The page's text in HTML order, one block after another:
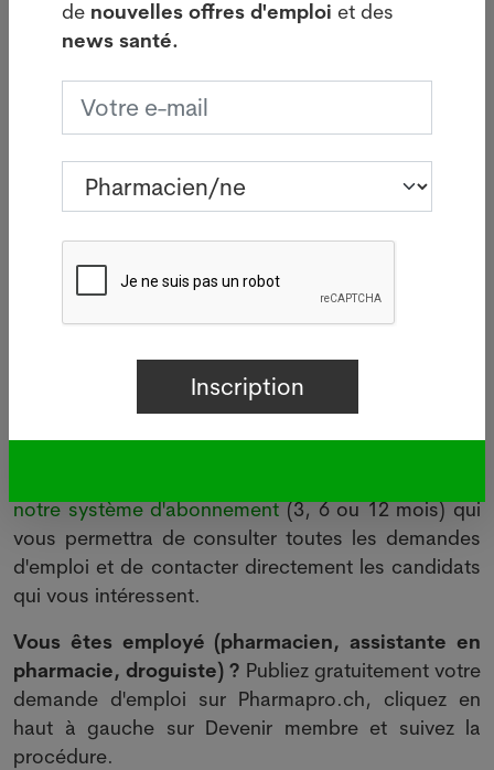
Chaque franc investi dans la prévention "revient
sous forme de coûts économisés" à long terme,
Voir aussi :stress,hypertension
Vous êtes employeur : propriétaire de
pharmacie, gérant ou travaillez dans les RH ?
diffusion d'offres d'emploi pour les pharmacies, vos
offres seront lues par un vaste public, l'assurance
notre système d'abonnement(3, 6 ou 12 mois) qui
vous permettra de consulter toutes les demandes
d'emploi et de contacter directement les candidats
qui vous intéressent.
Vous êtes employé (pharmacien, assistante en
pharmacie, droguiste) ? Publiez gratuitement votre
demande d'emploi sur Pharmapro.ch, cliquez en
haut à gauche sur Devenir membre et suivez la
procédure.
de nouvelles offres d'emploi et des
news santé.